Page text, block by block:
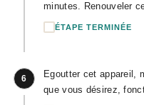
minutes. Renouveler
ÉTAPE TERMINÉE
6
Egoutter cet appareil,
que vous désirez,